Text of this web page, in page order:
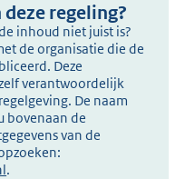
regeling?
inhoud niet juist is?
de organisatie die de
Deze
verantwoordelijk
De naam
bovenaan de
van de
.